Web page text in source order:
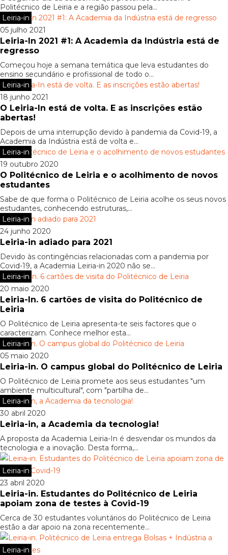
Politécnico de Leiria e a região passou pela...
Leiria-in
05 julho 2021
Leiria-In 2021 #1: A Academia da Indústria está de
regresso
Começou hoje a semana temática que leva estudantes do
ensino secundário e profissional de todo o...
Leiria-in
18 junho 2021
O Leiria-In está de volta. E as inscrições estão
abertas!
Depois de uma interrupção devido à pandemia da Covid-19, a
Academia da Indústria está de volta e...
Leiria-in
19 outubro 2020
O Politécnico de Leiria e o acolhimento de novos
estudantes
Sabe de que forma o Politécnico de Leiria acolhe os seus novos
estudantes, conhecendo estruturas,...
Leiria-in
24 junho 2020
Leiria-in adiado para 2021
Devido às contingências relacionadas com a pandemia por
Covid-19, a Academia Leiria-in 2020 não se...
Leiria-in
20 maio 2020
Leiria-In. 6 cartões de visita do Politécnico de
Leiria
O Politécnico de Leiria apresenta-te seis factores que o
caracterizam. Conhece melhor esta...
Leiria-in
05 maio 2020
Leiria-in. O campus global do Politécnico de Leiria
O Politécnico de Leiria promete aos seus estudantes "um
ambiente multicultural", com "partilha de...
Leiria-in
30 abril 2020
Leiria-in, a Academia da tecnologia!
A proposta da Academia Leiria-In é desvendar os mundos da
tecnologia e a inovação. Desta forma,...
Leiria-in
23 abril 2020
Leiria-in. Estudantes do Politécnico de Leiria
apoiam zona de testes à Covid-19
Cerca de 30 estudantes voluntários do Politécnico de Leiria
estão a dar apoio na zona recentemente...
Leiria-in